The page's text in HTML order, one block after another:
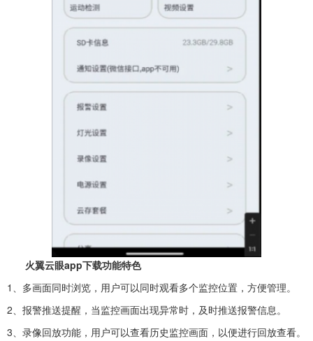
火翼云眼app下载功能特色
1、多画面同时浏览，用户可以同时观看多个监控位置，方便管理。
2、报警推送提醒，当监控画面出现异常时，及时推送报警信息。
3、录像回放功能，用户可以查看历史监控画面，以便进行回放查看。